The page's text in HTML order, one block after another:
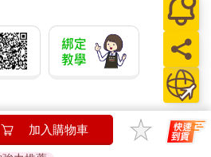
作ATM! 如接獲電話要求您前往
示，以免受騙上當！
加入購物車